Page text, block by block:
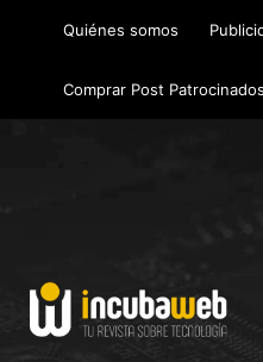
Quiénes somos
Comprar Post Patrocinados